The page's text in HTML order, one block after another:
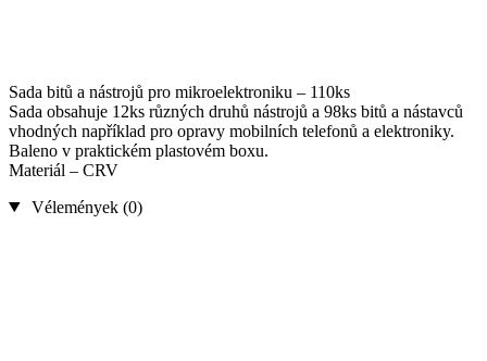
Sada bitů a nástrojů pro mikroelektroniku – 110ks
Sada obsahuje 12ks různých druhů nástrojů a 98ks bitů a nástavců
vhodných například pro opravy mobilních telefonů a elektroniky.
Baleno v praktickém plastovém boxu.
Materiál – CRV
Vélemények (0)